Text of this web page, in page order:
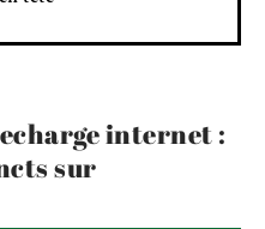
internet :
sur